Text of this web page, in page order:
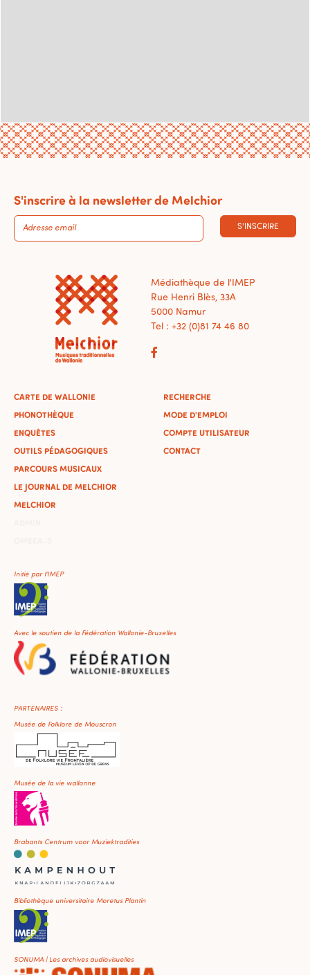
S'inscrire à la newsletter de Melchior
S'INSCRIRE
Médiathèque de l'IMEP
Rue Henri Blès, 33A
5000 Namur
Tel : +32 (0)81 74 46 80
CARTE DE WALLONIE
PHONOTHÈQUE
ENQUÊTES
OUTILS PÉDAGOGIQUES
PARCOURS MUSICAUX
LE JOURNAL DE MELCHIOR
MELCHIOR
RECHERCHE
MODE D'EMPLOI
COMPTE UTILISATEUR
CONTACT
Initié par l'IMEP
Avec le soutien de la Fédération Wallonie-Bruxelles
PARTENAIRES :
Musée de Folklore de Mouscron
Musée de la vie wallonne
Brabants Centrum voor Muziektradities
Bibliothèque universitaire Moretus Plantin
SONUMA | Les archives audiovisuelles